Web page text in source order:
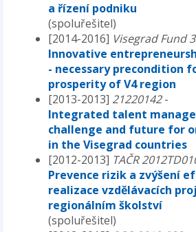
a řízení podniku
(spoluřešitel)
[2014-2016] Visegrad Fund
Innovative
- necessary precondition
prosperity of V4 region
[2013-2013] 21220142-
Integrated talent
challenge and future for
in the Visegrad countries
[2012-2013] TAČR
Prevence rizik a zvýšení
realizace vzdělávacích
regionálním školství
(spoluřešitel)